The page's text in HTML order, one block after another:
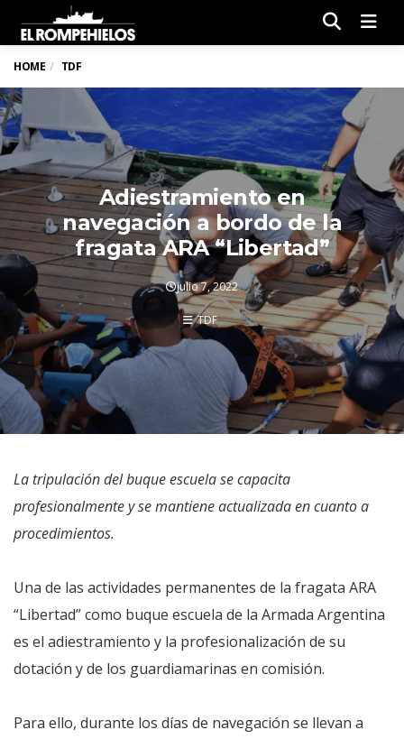
HOME TDF
Adiestramiento en
navegación a bordo de la
fragata ARA “Libertad”
julio 7, 2022
TDF
La tripulación del buque escuela se capacita
profesionalmente y se mantiene actualizada en cuanto a
procedimientos.
Una de las actividades permanentes de la fragata ARA
“Libertad” como buque escuela de la Armada Argentina
es el adiestramiento y la profesionalización de su
dotación y de los guardiamarinas en comisión.
Para ello, durante los días de navegación se llevan a